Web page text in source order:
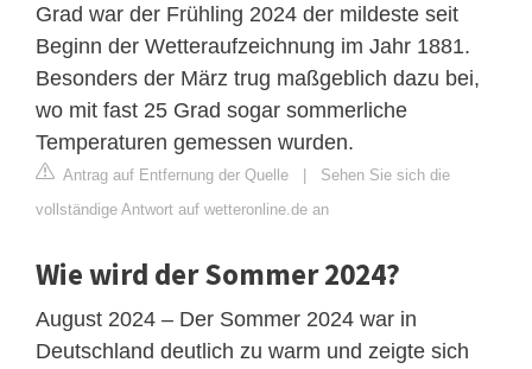
Grad war der Frühling 2024 der mildeste seit
Beginn der Wetteraufzeichnung im Jahr 1881.
Besonders der März trug maßgeblich dazu bei,
wo mit fast 25 Grad sogar sommerliche
Temperaturen gemessen wurden.
Antrag auf Entfernung der Quelle | Sehen Sie sich die
vollständige Antwort auf wetteronline.de an
Wie wird der Sommer 2024?
August 2024 – Der Sommer 2024 war in
Deutschland deutlich zu warm und zeigte sich